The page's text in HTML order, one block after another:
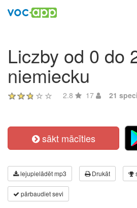
Liczby od 0 do
niemiecku
2.8 17 21
sākt mācīties
lejupielādēt mp3 Drukāt
pārbaudiet sevi